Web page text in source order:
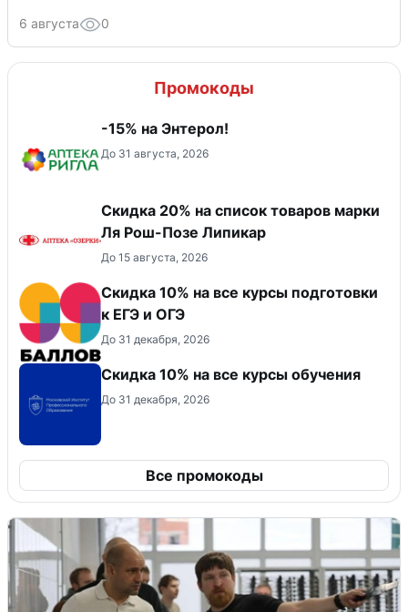
6 августа 0
Промокоды
-15% на Энтерол!
До 31 августа, 2026
Скидка 20% на список товаров марки
Ля Рош-Позе Липикар
До 15 августа, 2026
Cкидка 10% на все курсы подготовки
к ЕГЭ и ОГЭ
До 31 декабря, 2026
Скидка 10% на все курсы обучения
До 31 декабря, 2026
Все промокоды